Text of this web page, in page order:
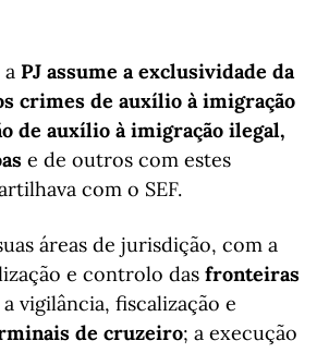
PJ assume a exclusividade da
crimes de auxílio à imigração
de auxílio à imigração ilegal,
e de outros com estes
com o SEF.
áreas de jurisdição, com a
e controlo das fronteiras
a vigilância, fiscalização e
de cruzeiro; a execução